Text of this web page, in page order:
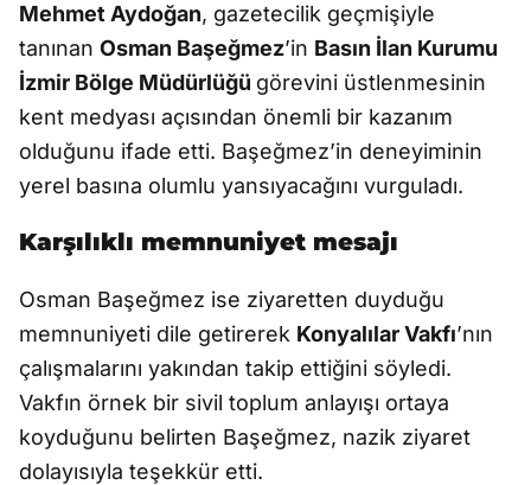
Mehmet Aydoğan, gazetecilik geçmişiyle
tanınan Osman Başeğmez’in Basın İlan Kurumu
İzmir Bölge Müdürlüğü görevini üstlenmesinin
kent medyası açısından önemli bir kazanım
olduğunu ifade etti. Başeğmez’in deneyiminin
yerel basına olumlu yansıyacağını vurguladı.
Karşılıklı memnuniyet mesajı
Osman Başeğmez ise ziyaretten duyduğu
memnuniyeti dile getirerek Konyalılar Vakfı’nın
çalışmalarını yakından takip ettiğini söyledi.
Vakfın örnek bir sivil toplum anlayışı ortaya
koyduğunu belirten Başeğmez, nazik ziyaret
dolayısıyla teşekkür etti.